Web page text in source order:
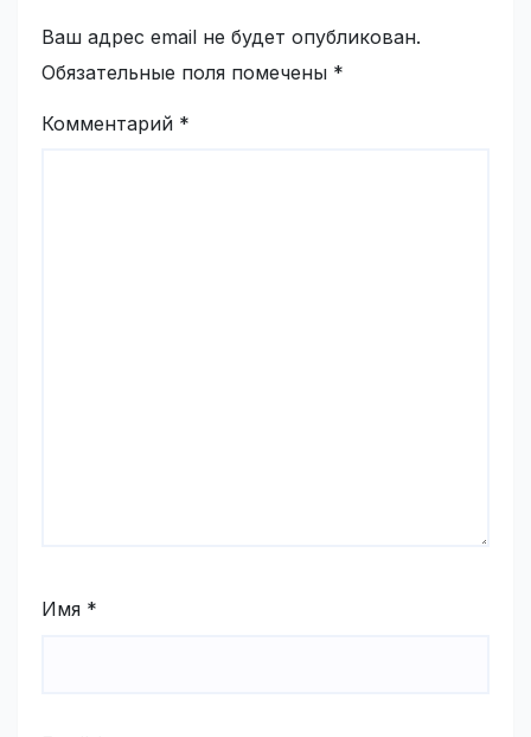
Ваш адрес email не будет опубликован.
Обязательные поля помечены *
Комментарий *
Имя *